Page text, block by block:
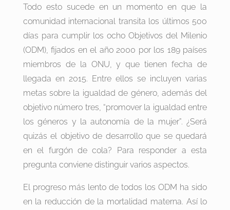
Todo esto sucede en un momento en que la
comunidad internacional transita los últimos 500
días para cumplir los ocho Objetivos del Milenio
(ODM), fijados en el año 2000 por los 189 países
miembros de la ONU, y que tienen fecha de
llegada en 2015. Entre ellos se incluyen varias
metas sobre la igualdad de género, además del
objetivo número tres, “promover la igualdad entre
los géneros y la autonomía de la mujer”. ¿Será
quizás el objetivo de desarrollo que se quedará
en el furgón de cola? Para responder a esta
pregunta conviene distinguir varios aspectos.
El progreso más lento de todos los ODM ha sido
en la reducción de la mortalidad materna. Así lo